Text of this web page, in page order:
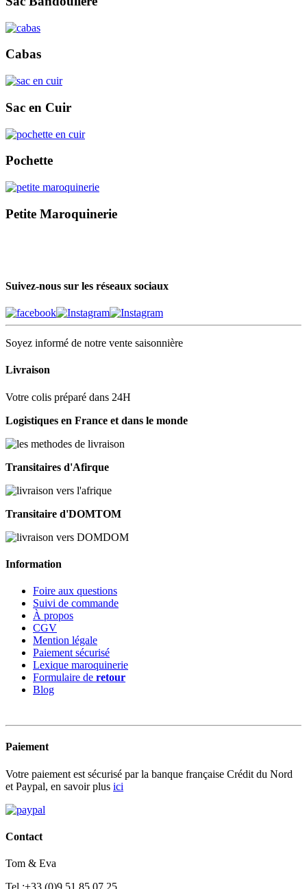
Cabas
Sac en Cuir
Pochette
Petite Maroquinerie
Suivez-nous sur les réseaux sociaux
Soyez informé de notre vente saisonnière
Livraison
Votre colis préparé dans 24H
Logistiques en France et dans le monde
Transitaires d'Afirque
Transitaire d'DOMTOM
Information
Foire aux questions
Suivi de commande
À propos
CGV
Mention légale
Paiement sécurisé
Lexique maroquinerie
Formulaire de retour
Blog
Paiement
Votre paiement est sécurisé par la banque française Crédit du Nord
et Paypal, en savoir plus ici
Contact
Tom & Eva